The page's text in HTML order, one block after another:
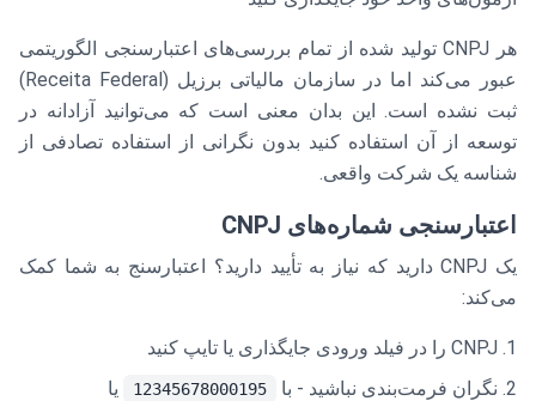
هر CNPJ تولید شده از تمام بررسی‌های اعتبارسنجی الگوریتمی
عبور می‌کند اما در سازمان مالیاتی برزیل (Receita Federal)
ثبت نشده است. این بدان معنی است که می‌توانید آزادانه در
توسعه از آن استفاده کنید بدون نگرانی از استفاده تصادفی از
شناسه یک شرکت واقعی.
اعتبارسنجی شماره‌های CNPJ
یک CNPJ دارید که نیاز به تأیید دارید؟ اعتبارسنج به شما کمک
می‌کند:
CNPJ را در فیلد ورودی جایگذاری یا تایپ کنید
نگران فرمت‌بندی نباشید - با
12345678000195 یا